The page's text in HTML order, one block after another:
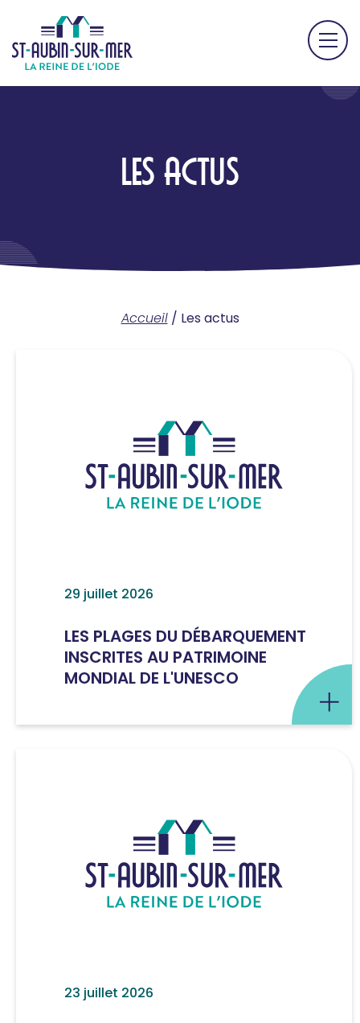
LES ACTUS
Accueil/ Les actus
29 juillet 2026
LES PLAGES DU DÉBARQUEMENT
INSCRITES AU PATRIMOINE
MONDIAL DE L'UNESCO
23 juillet 2026